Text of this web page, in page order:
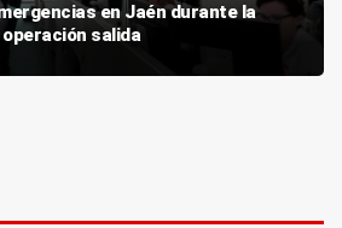
en Jaén durante la
operación salida